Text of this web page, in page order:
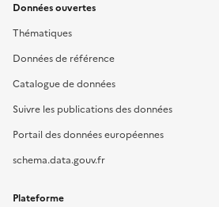
Données ouvertes
Thématiques
Données de référence
Catalogue de données
Suivre les publications des données
Portail des données européennes
schema.data.gouv.fr
Plateforme